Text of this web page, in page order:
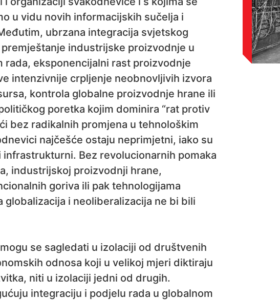
u vidu novih informacijskih sučelja i
ubrzana integracija svjetskog
industrijske proizvodnje u
rada, eksponencijalni rast proizvodnje
intenzivnije crpljenje neobnovljivih izvora
kontrola globalne proizvodnje hrane ili
poretka kojim dominira “rat protiv
bez radikalnih promjena u tehnološkim
najčešće ostaju neprimjetni, iako su
Bez revolucionarnih pomaka
industrijskoj proizvodnji hrane,
goriva ili pak tehnologijama
globalizacija i neoliberalizacija ne bi bili
se sagledati u izolaciji od društvenih
odnosa koji u velikoj mjeri diktiraju
niti u izolaciji jedni od drugih.
integraciju i podjelu rada u globalnom